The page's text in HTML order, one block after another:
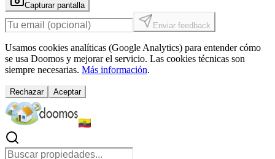
Capturar pantalla
Enviar feedback
Usamos cookies analíticas (Google Analytics) para entender cómo
se usa Doomos y mejorar el servicio. Las cookies técnicas son
siempre necesarias. Más información.
Rechazar Aceptar